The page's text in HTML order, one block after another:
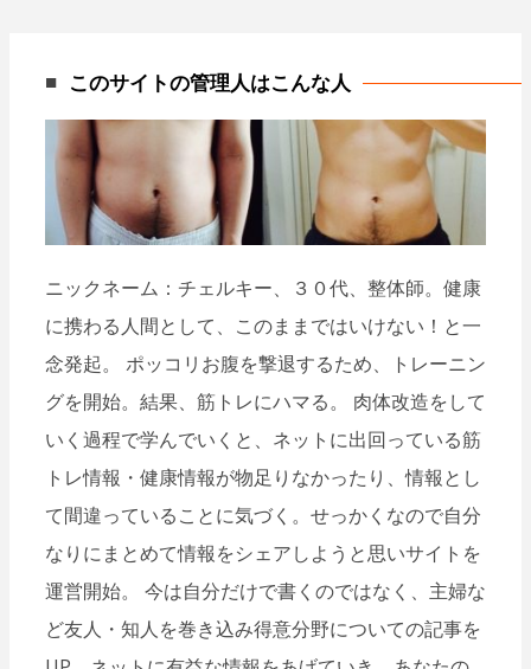
ビ
ゲ
ー
シ
ョ
ン
このサイトの管理人はこんな人
ニックネーム：チェルキー、３０代、整体師。健康
に携わる人間として、このままではいけない！と一
念発起。 ポッコリお腹を撃退するため、トレーニン
グを開始。結果、筋トレにハマる。 肉体改造をして
いく過程で学んでいくと、ネットに出回っている筋
トレ情報・健康情報が物足りなかったり、情報とし
て間違っていることに気づく。せっかくなので自分
なりにまとめて情報をシェアしようと思いサイトを
運営開始。 今は自分だけで書くのではなく、主婦な
ど友人・知人を巻き込み得意分野についての記事を